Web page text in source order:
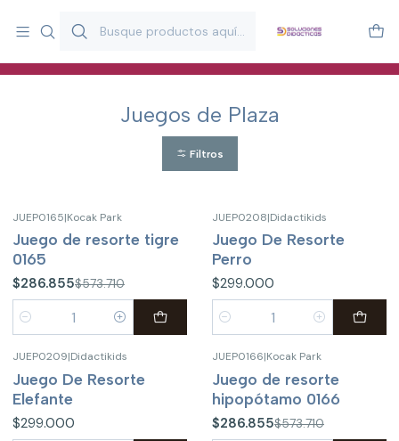
y estimulación infantil en Chile.
Especialistas en recursos educativos para aulas, terapeutas y
Juegos de Plaza
Filtros
-50% OFF
JUEP0165|Kocak Park
Juego de resorte tigre
0165
$286.855$573.710
Cantidad
JUEP0208|Didactikids
Juego De Resorte
Perro
$299.000
Cantidad
JUEP0209|Didactikids
Juego De Resorte
Elefante
$299.000
OFF
JUEP0166|Kocak Park
Juego de resorte
hipopótamo 0166
$286.855$573.710